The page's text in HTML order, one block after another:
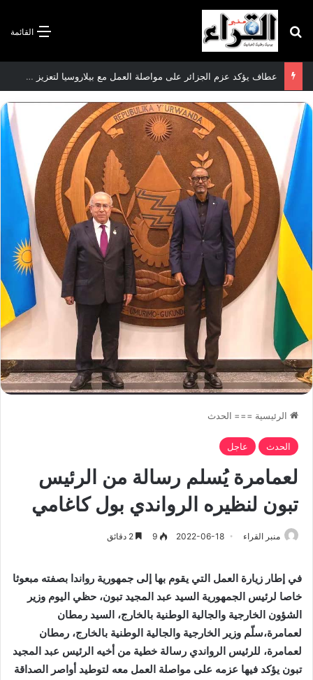
القائمة بحث عن
الرئيسية === الحدث
الحدث عاجل
لعمامرة يُسلم رسالة من الرئيس
تبون لنظيره الرواندي بول كاغامي
منبر القراء 2022-06-18
9
في إطار زيارة العمل التي يقوم بها إلى جمهورية رواندا بصفته مبعوثا
خاصا لرئيس الجمهورية السيد عبد المجيد تبون، حظي اليوم وزير
الشؤون الخارجية والجالية الوطنية بالخارج، السيد رمطان
لعمامرة،سلّم وزير الخارجية والجالية الوطنية بالخارج، رمطان
لعمامرة، للرئيس الرواندي رسالة خطية من أخيه الرئيس عبد المجيد
تبون يؤكد فيها عزمه على مواصلة العمل معه لتوطيد أواصر الصداقة